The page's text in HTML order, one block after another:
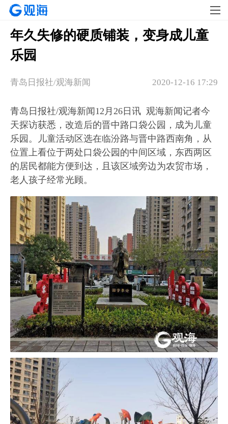
年久失修的硬质铺装，变身成儿童
乐园
2020-12-16 17:29
青岛日报社/观海新闻
青岛日报社/观海新闻12月26日讯 观海新闻记者今
天探访获悉，改造后的晋中路口袋公园，成为儿童
乐园。儿童活动区选在临汾路与晋中路西南角，从
位置上看位于两处口袋公园的中间区域，东西两区
的居民都能方便到达，且该区域旁边为农贸市场，
老人孩子经常光顾。